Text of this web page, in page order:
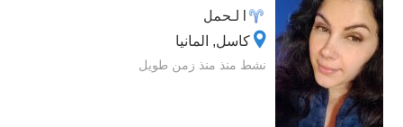
الحمل
كاسل, المانيا
نشط منذ منذ زمن طويل